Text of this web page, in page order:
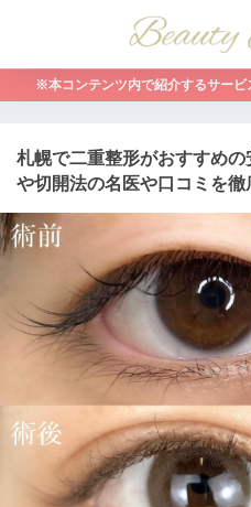
※本コンテンツ内で紹介するサービ
札幌で二重整形がおすすめ
や切開法の名医や口コミを徹